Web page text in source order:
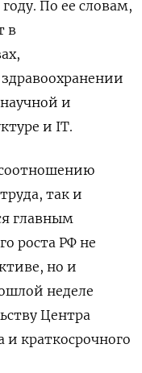
По ее словам,
в
и
и IT.
соотношению
так и
главным
роста РФ не
но и
неделе
Центра
и краткосрочного